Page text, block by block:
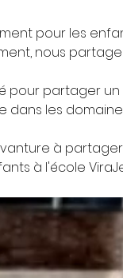
pour les
nous
pour partager
dans les
à
à l'école